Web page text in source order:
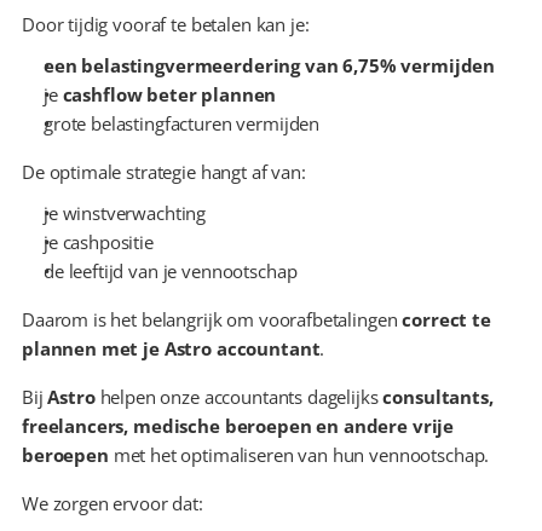
Door tijdig vooraf te betalen kan je:
een belastingvermeerdering van 6,75% vermijden
je cashflow beter plannen
grote belastingfacturen vermijden
De optimale strategie hangt af van:
je winstverwachting
je cashpositie
de leeftijd van je vennootschap
Daarom is het belangrijk om voorafbetalingen correct te
plannen met je Astro accountant.
Bij Astro helpen onze accountants dagelijks consultants,
freelancers, medische beroepen en andere vrije
beroepen met het optimaliseren van hun vennootschap.
We zorgen ervoor dat: